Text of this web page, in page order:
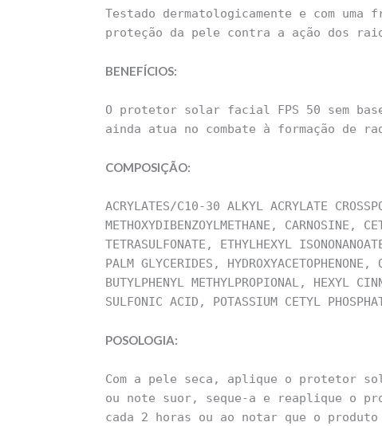
Testado dermatologicamente e com
proteção da pele contra a ação dos
BENEFÍCIOS:
O protetor solar facial FPS 50 sem
ainda atua no combate à formação de
COMPOSIÇÃO:
ACRYLATES/C10-30 ALKYL ACRYLATE
METHOXYDIBENZOYLMETHANE,
TETRASULFONATE, ETHYLHEXYL
PALM GLYCERIDES,
BUTYLPHENYL METHYLPROPIONAL, HEXYL
SULFONIC ACID, POTASSIUM CETYL
POSOLOGIA:
Com a pele seca, aplique o protetor
ou note suor, seque-a e reaplique o
cada 2 horas ou ao notar que o